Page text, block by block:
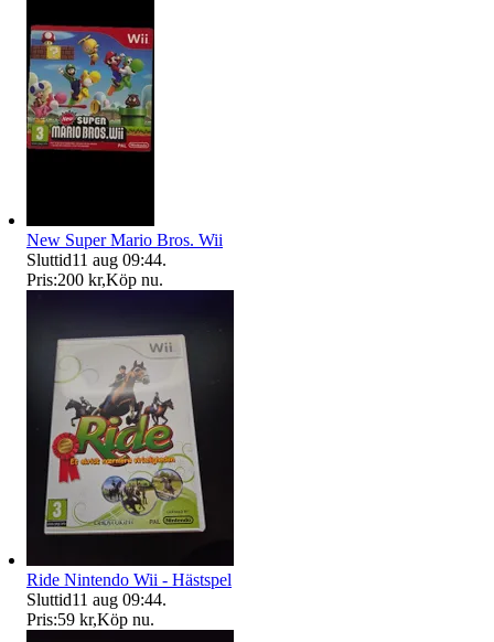
New Super Mario Bros. Wii
Sluttid11 aug 09:44.
Pris:200 kr,Köp nu.
Ride Nintendo Wii - Hästspel
Sluttid11 aug 09:44.
Pris:59 kr,Köp nu.